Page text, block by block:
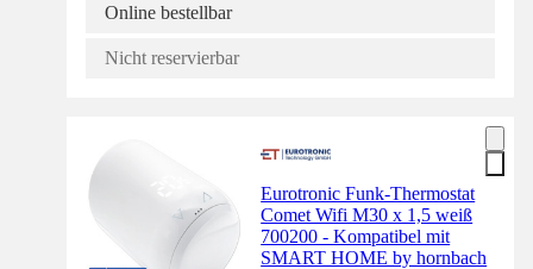
Online bestellbar
Nicht reservierbar
Eurotronic Funk-Thermostat
Comet Wifi M30 x 1,5 weiß
700200 - Kompatibel mit
SMART HOME by hornbach